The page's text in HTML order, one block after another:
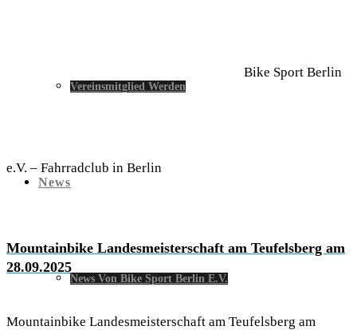
Bike Sport Berlin
e.V. – Fahrradclub in Berlin
Vereinsmitglied Werden
News
News Von Bike Sport Berlin E.V.
Mountainbike Landesmeisterschaft am Teufelsberg am
28.09.2025
Mountainbike Landesmeisterschaft am Teufelsberg am